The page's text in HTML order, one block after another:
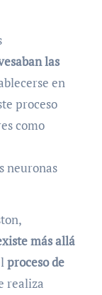
las
en
proceso
como
neuronas
más allá
proceso de
realiza